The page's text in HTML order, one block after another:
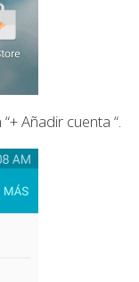
Añadir cuenta “.